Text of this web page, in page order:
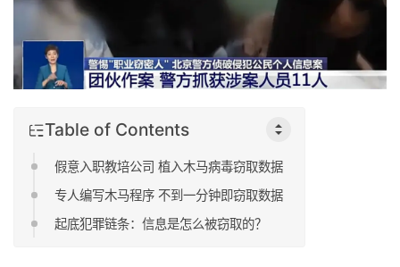
Table of Contents
假意入职教培公司 植入木马病毒窃取数据
专人编写木马程序 不到一分钟即窃取数据
起底犯罪链条：信息是怎么被窃取的？